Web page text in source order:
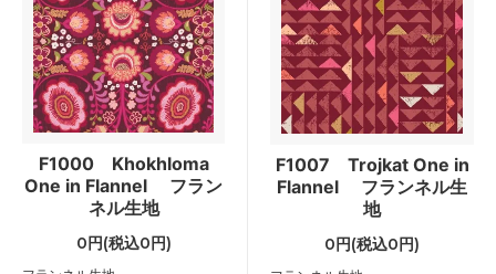
F1000 Khokhloma
One in Flannel フラン
ネル生地
0円(税込0円)
F1007 Trojkat One in
Flannel フランネル生
地
0円(税込0円)